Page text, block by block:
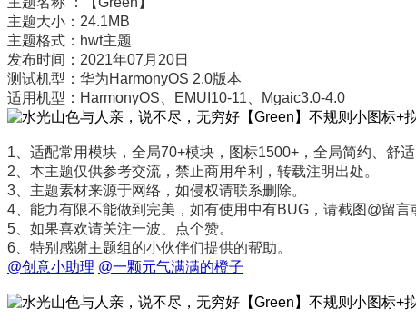
主题大小：24.1MB
主题格式：hwt主题
发布时间：2021年07月20日
测试机型：华为HarmonyOS 2.0版本
适用机型： HarmonyOS、EMUI10-11、Mgaic3.0-4.0
1、适配常用模块，全局70+模块，图标1500+，全局简约、舒
2、本主题仅供参考交流，禁止商用牟利，转载注明出处。
3、主题素材来源于网络，如侵权请联系删除。
4、能力有限不能做到完美，如有使用中有BUG，请截图@留言
5、如果喜欢请关注一波、点个赞。
6、特别感谢主题组的小伙伴们提供的帮助。
@创意小助理 @一颗元气满满的橙子